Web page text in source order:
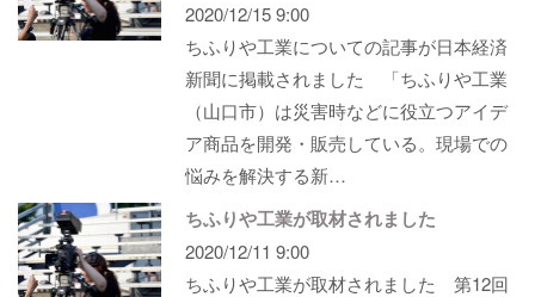
2020/12/15 9:00
ちふりや工業についての記事が日本経済
新聞に掲載されました 「ちふりや工業
（山口市）は災害時などに役立つアイデ
ア商品を開発・販売している。現場での
悩みを解決する新…
ちふりや工業が取材されました
2020/12/11 9:00
ちふりや工業が取材されました 第12回